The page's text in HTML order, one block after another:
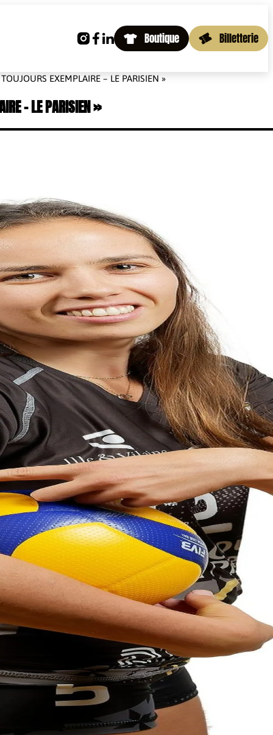
Boutique Billetterie
EXEMPLAIRE – LE PARISIEN »
– LE PARISIEN »